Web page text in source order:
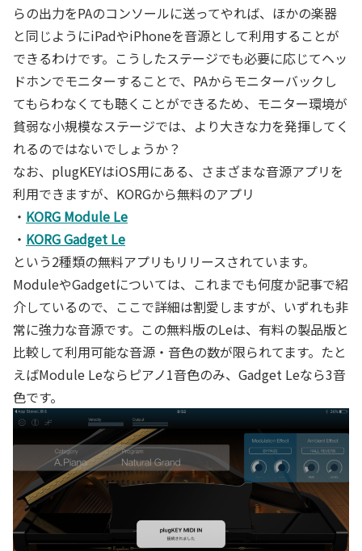
らの出力をPAのコンソールに送ってやれば、ほかの楽器
と同じようにiPadやiPhoneを音源として利用することが
できるわけです。こうしたステージでも必要に応じてヘッ
ドホンでモニターすることで、PAからモニターバックし
てもらわなくても聴くことができるため、モニター環境が
貧弱な小規模なステージでは、より大きな力を発揮してく
れるのではないでしょうか？
なお、plugKEYはiOS用にある、さまざまな音源アプリを
利用できますが、KORGから無料のアプリ
・ KORG Module Le
・ KORG Gadget Le
という2種類の無料アプリもリリースされています。
ModuleやGadgetについては、これまでも何度か記事で紹
介しているので、ここで詳細は割愛しますが、いずれも非
常に強力な音源です。この無料版のLeは、有料の製品版と
比較して利用可能な音源・音色の数が限られてます。たと
えばModule Leならピアノ1音色のみ、Gadget Leなら3音
色です。